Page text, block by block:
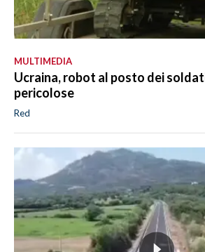
MULTIMEDIA
Ucraina, robot al posto dei
pericolose
Red